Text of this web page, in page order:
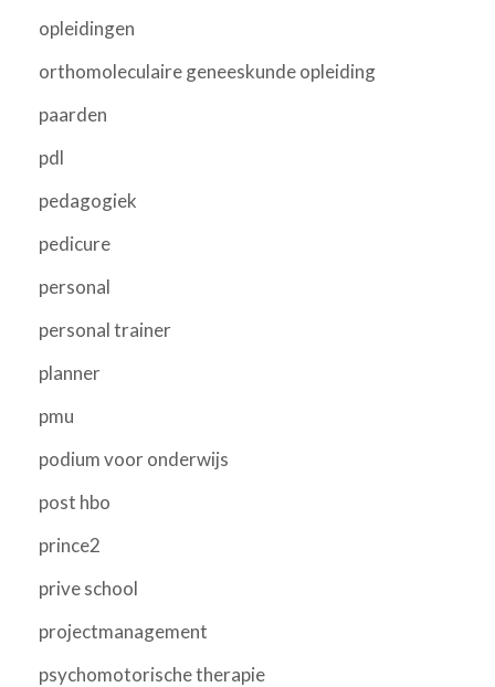
opleidingen
orthomoleculaire geneeskunde opleiding
paarden
pdl
pedagogiek
pedicure
personal
personal trainer
planner
pmu
podium voor onderwijs
post hbo
prince2
prive school
projectmanagement
psychomotorische therapie